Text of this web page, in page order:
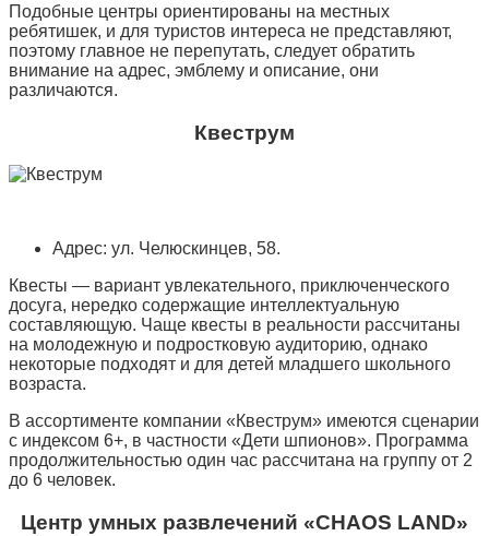
Подобные центры ориентированы на местных
ребятишек, и для туристов интереса не представляют,
поэтому главное не перепутать, следует обратить
внимание на адрес, эмблему и описание, они
различаются.
Квеструм
Адрес: ул. Челюскинцев, 58.
Квесты — вариант увлекательного, приключенческого
досуга, нередко содержащие интеллектуальную
составляющую. Чаще квесты в реальности рассчитаны
на молодежную и подростковую аудиторию, однако
некоторые подходят и для детей младшего школьного
возраста.
В ассортименте компании «Квеструм» имеются сценарии
с индексом 6+, в частности «Дети шпионов». Программа
продолжительностью один час рассчитана на группу от 2
до 6 человек.
Центр умных развлечений «CHAOS LAND»